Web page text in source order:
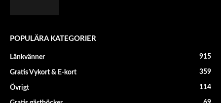
POPULÄRA KATEGORIER
Länkvänner 915
Gratis Vykort & E-kort 359
Övrigt 114